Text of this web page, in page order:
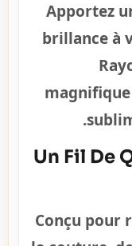
Apportez
brillance à
Un Fil De
Conçu pour